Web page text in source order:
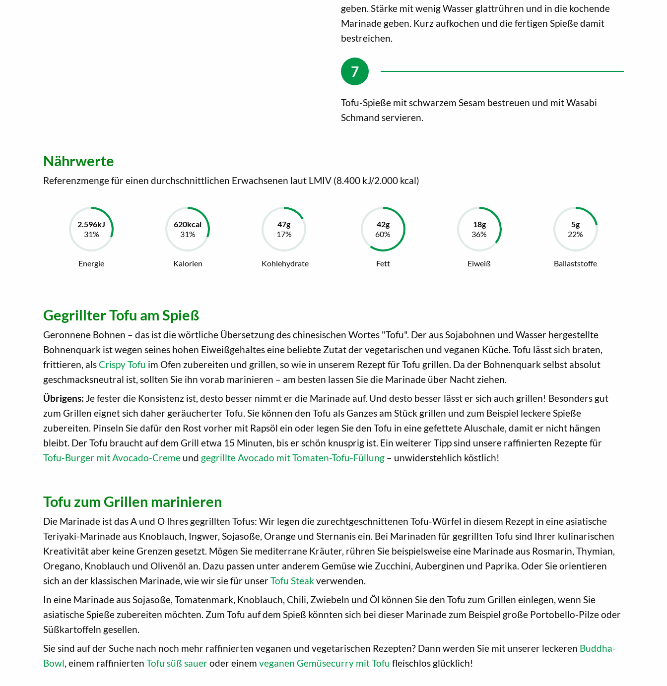
geben. Stärke mit wenig Wasser glattrühren und in die kochende
Marinade geben. Kurz aufkochen und die fertigen Spieße damit
bestreichen.
Tofu-Spieße mit schwarzem Sesam bestreuen und mit Wasabi
Schmand servieren.
Nährwerte
Referenzmenge für einen durchschnittlichen Erwachsenen laut LMIV (8.400 kJ/2.000 kcal)
Energie Kalorien Kohlehydrate Fett Eiweiß Ballaststoffe
Gegrillter Tofu am Spieß
Geronnene Bohnen – das ist die wörtliche Übersetzung des chinesischen Wortes "Tofu". Der aus Sojabohnen und Wasser hergestellte
Bohnenquark ist wegen seines hohen Eiweißgehaltes eine beliebte Zutat der vegetarischen und veganen Küche. Tofu lässt sich braten,
frittieren, alsCrispy Tofu im Ofen zubereiten und grillen, so wie in unserem Rezept für Tofu grillen. Da der Bohnenquark selbst absolut
geschmacksneutral ist, sollten Sie ihn vorab marinieren – am besten lassen Sie die Marinade über Nacht ziehen.
Übrigens: Je fester die Konsistenz ist, desto besser nimmt er die Marinade auf. Und desto besser lässt er sich auch grillen! Besonders gut
zum Grillen eignet sich daher geräucherter Tofu. Sie können den Tofu als Ganzes am Stück grillen und zum Beispiel leckere Spieße
zubereiten. Pinseln Sie dafür den Rost vorher mit Rapsöl ein oder legen Sie den Tofu in eine gefettete Aluschale, damit er nicht hängen
bleibt. Der Tofu braucht auf dem Grill etwa 15 Minuten, bis er schön knusprig ist. Ein weiterer Tipp sind unsere raffinierten Rezepte für
Tofu-Burger mit Avocado-Creme und gegrillte Avocado mit Tomaten-Tofu-Füllung – unwiderstehlich köstlich!
Tofu zum Grillen marinieren
Die Marinade ist das A und O Ihres gegrillten Tofus: Wir legen die zurechtgeschnittenen Tofu-Würfel in diesem Rezept in eine asiatische
Teriyaki-Marinade aus Knoblauch, Ingwer, Sojasoße, Orange und Sternanis ein. Bei Marinaden für gegrillten Tofu sind Ihrer kulinarischen
Kreativität aber keine Grenzen gesetzt. Mögen Sie mediterrane Kräuter, rühren Sie beispielsweise eine Marinade aus Rosmarin, Thymian,
Oregano, Knoblauch und Olivenöl an. Dazu passen unter anderem Gemüse wie Zucchini, Auberginen und Paprika. Oder Sie orientieren
sich an der klassischen Marinade, wie wir sie für unserTofu Steakverwenden.
In eine Marinade aus Sojasoße, Tomatenmark, Knoblauch, Chili, Zwiebeln und Öl können Sie den Tofu zum Grillen einlegen, wenn Sie
asiatische Spieße zubereiten möchten. Zum Tofu auf dem Spieß könnten sich bei dieser Marinade zum Beispiel große Portobello-Pilze oder
Süßkartoffeln gesellen.
Sie sind auf der Suche nach noch mehr raffinierten veganen und vegetarischen Rezepten? Dann werden Sie mit unserer leckeren Buddha-
Bowl , einem raffinierten Tofu süß saueroder einem veganen Gemüsecurry mit Tofu fleischlos glücklich!